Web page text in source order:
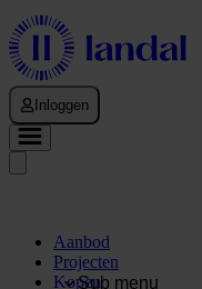
Inloggen
Aanbod
Projecten
Sub menu
Kopen